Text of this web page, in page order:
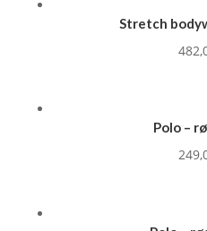
Stretch
Polo –